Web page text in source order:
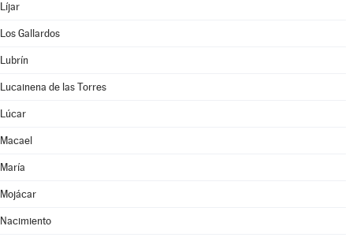
Líjar
Los Gallardos
Lubrín
Lucainena de las Torres
Lúcar
Macael
María
Mojácar
Nacimiento